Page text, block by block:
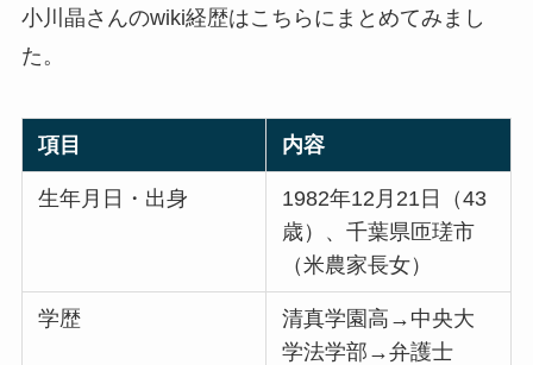
小川晶さんのwiki経歴はこちらにまとめてみまし
た。
項目 内容
生年月日・出身
1982年12月21日（43
歳）、千葉県匝瑳市
（米農家長女）
学歴
清真学園高→中央大
学法学部→弁護士